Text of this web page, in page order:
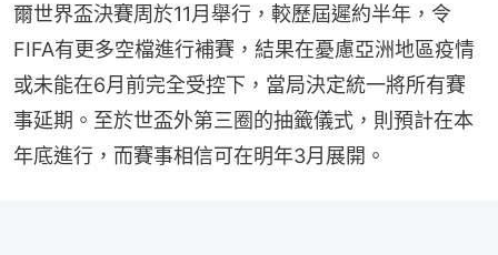
爾世界盃決賽周於11月舉行，較歷屆遲約半年，令
FIFA有更多空檔進行補賽，結果在憂慮亞洲地區疫情
或未能在6月前完全受控下，當局決定統一將所有賽
事延期。至於世盃外第三圈的抽籤儀式，則預計在本
年底進行，而賽事相信可在明年3月展開。